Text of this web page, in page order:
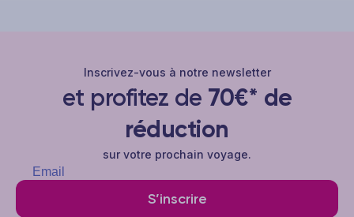
Inscrivez-vous à notre newsletter
et profitez de 70€* de
réduction
sur votre prochain voyage.
S’inscrire